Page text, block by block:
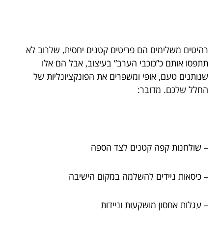
רהיטים משלימים הם פריטים קטנים יחסית, שלרוב לא
תתפסו אותם כ”כוכבי הערב” בעיצוב, אבל הם אלו
שנותנים טעם, אופי ומשפרים את הפונקציונליות של
החלל שלכם. מדובר:
– שולחנות קפה קטנים לצד הספה
– כיסאות ניידים להשלמה במקום הישיבה
– עגלות אחסון מושקעות וניידות